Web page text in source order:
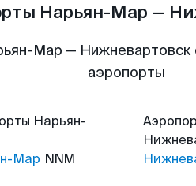
Нарьян-Мар —
Мар —
аэропорты
Нарьян-
Мар NNM